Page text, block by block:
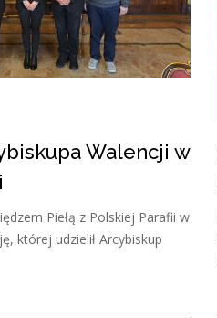
Walencji w
Piełą z Polskiej Parafii w
której udzielił Arcybiskup